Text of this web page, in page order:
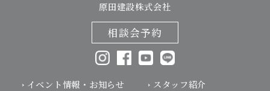
原田建設株式会社
相談会予約
イベント情報・お知らせ
スタッフ紹介